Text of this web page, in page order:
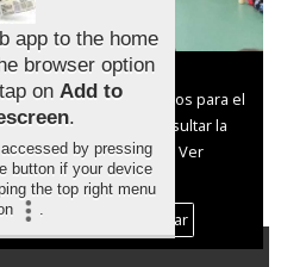
a consumir con
Uso de cookies:
nuestras y de terceros para el
del digital. Puedes consultar la
como desconectarlas.
Ver
Privacidad y Cookies
Cookies
Personalizar
app to the home
browser option
on Add to
.
by pressing
button if your device
the top right menu
.